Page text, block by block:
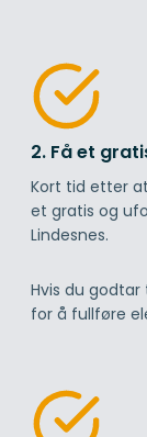
2. Få et
Kort tid etter
et gratis og
Lindesnes.
Hvis du
for å fullføre